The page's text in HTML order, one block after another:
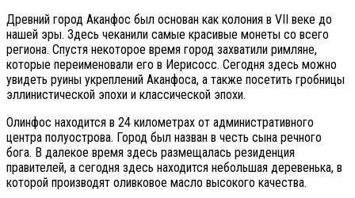
Древний город Аканфос был основан как колония в VII веке до
нашей эры. Здесь чеканили самые красивые монеты со всего
региона. Спустя некоторое время город захватили римляне,
которые переименовали его в Иерисосс. Сегодня здесь можно
увидеть руины укреплений Аканфоса, а также посетить гробницы
эллинистической эпохи и классической эпохи.
Олинфос находится в 24 километрах от административного
центра полуострова. Город был назван в честь сына речного
бога. В далекое время здесь размещалась резиденция
правителей, а сегодня здесь находится небольшая деревенька, в
которой производят оливковое масло высокого качества.